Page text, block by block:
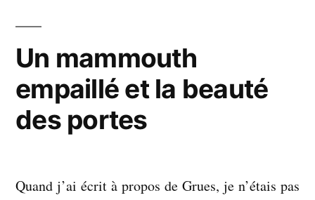
Un mammouth
empaillé et la beauté
des portes
Quand j’ai écrit à propos de Grues, je n’étais pas